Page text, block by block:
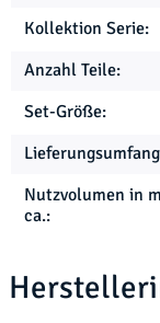
Kollektion Serie:
Anzahl Teile:
Set-Größe:
Nutzvolumen in
ca.: